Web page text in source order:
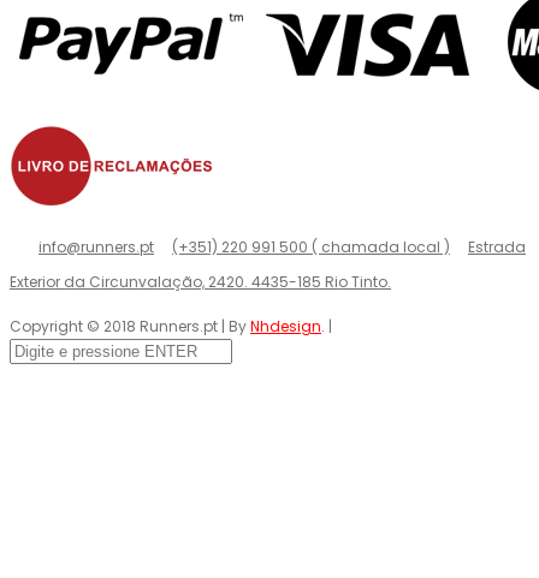
info@runners.pt (+351) 220 991 500 ( chamada local )
Estrada
Exterior da Circunvalação, 2420. 4435-185 Rio Tinto.
Copyright © 2018 Runners.pt | ByNhdesign. |